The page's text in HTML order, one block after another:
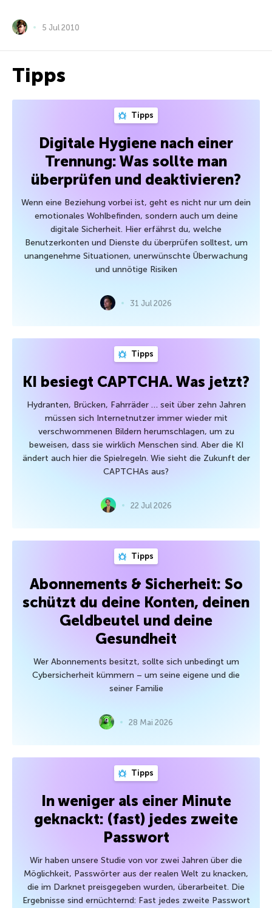
5 Jul 2010
Tipps
Tipps
Digitale Hygiene nach einer
Trennung: Was sollte man
überprüfen und deaktivieren?
Wenn eine Beziehung vorbei ist, geht es nicht nur um dein
emotionales Wohlbefinden, sondern auch um deine
digitale Sicherheit. Hier erfährst du, welche
Benutzerkonten und Dienste du überprüfen solltest, um
unangenehme Situationen, unerwünschte Überwachung
und unnötige Risiken
31 Jul 2026
Tipps
KI besiegt CAPTCHA. Was jetzt?
Hydranten, Brücken, Fahrräder … seit über zehn Jahren
müssen sich Internetnutzer immer wieder mit
verschwommenen Bildern herumschlagen, um zu
beweisen, dass sie wirklich Menschen sind. Aber die KI
ändert auch hier die Spielregeln. Wie sieht die Zukunft der
CAPTCHAs aus?
22 Jul 2026
Tipps
Abonnements & Sicherheit: So
schützt du deine Konten, deinen
Geldbeutel und deine
Gesundheit
Wer Abonnements besitzt, sollte sich unbedingt um
Cybersicherheit kümmern – um seine eigene und die
seiner Familie
28 Mai 2026
Tipps
In weniger als einer Minute
geknackt: (fast) jedes zweite
Passwort
Wir haben unsere Studie von vor zwei Jahren über die
Möglichkeit, Passwörter aus der realen Welt zu knacken,
die im Darknet preisgegeben wurden, überarbeitet. Die
Ergebnisse sind ernüchternd: Fast jedes zweite Passwort